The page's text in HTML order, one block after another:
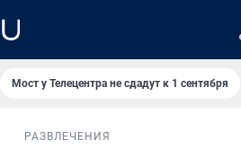
Мост у Телецентра не сдадут к 1 сентября
РАЗВЛЕЧЕНИЯ